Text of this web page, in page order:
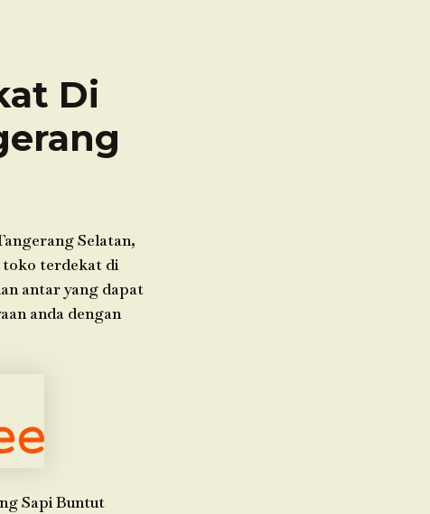
Di
Selatan,
toko terdekat di
antar yang dapat
anda dengan
Sapi Buntut